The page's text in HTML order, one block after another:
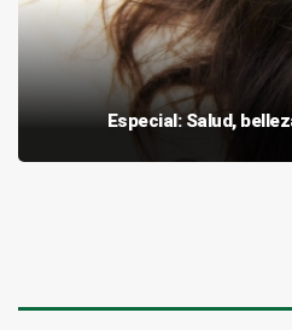
Especial: Salud,